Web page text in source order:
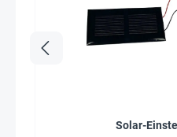
Solar-